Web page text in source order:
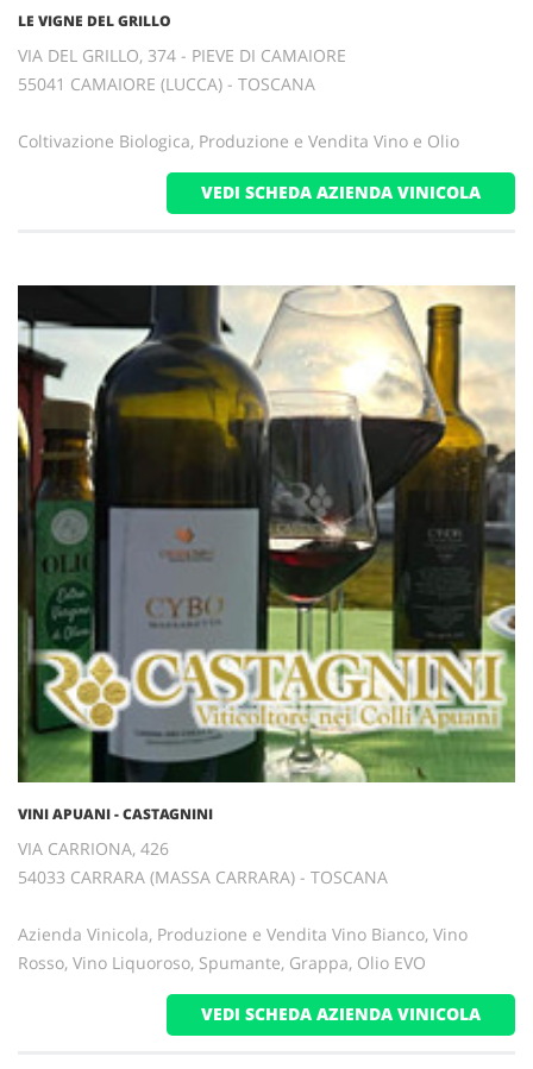
LE VIGNE DEL GRILLO
VIA DEL GRILLO, 374 - PIEVE DI CAMAIORE
55041 CAMAIORE (LUCCA) - TOSCANA
Coltivazione Biologica, Produzione e Vendita Vino e Olio
VEDI SCHEDA AZIENDA VINICOLA
VINI APUANI - CASTAGNINI
VIA CARRIONA, 426
54033 CARRARA (MASSA CARRARA) - TOSCANA
Azienda Vinicola, Produzione e Vendita Vino Bianco, Vino
Rosso, Vino Liquoroso, Spumante, Grappa, Olio EVO
VEDI SCHEDA AZIENDA VINICOLA